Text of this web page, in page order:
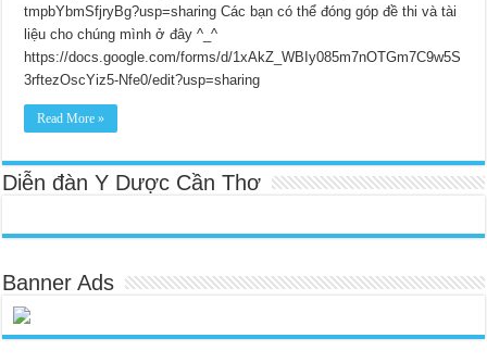
tmpbYbmSfjryBg?usp=sharing Các bạn có thể đóng góp đề thi và tài
liệu cho chúng mình ở đây ^_^
https://docs.google.com/forms/d/1xAkZ_WBIy085m7nOTGm7C9w5S
3rftezOscYiz5-Nfe0/edit?usp=sharing
Read More »
Diễn đàn Y Dược Cần Thơ
Banner Ads